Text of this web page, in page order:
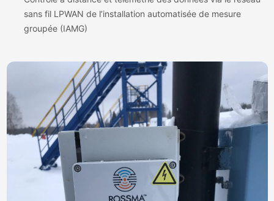
sans fil LPWAN de l’installation automatisée de mesure
groupée (IAMG)